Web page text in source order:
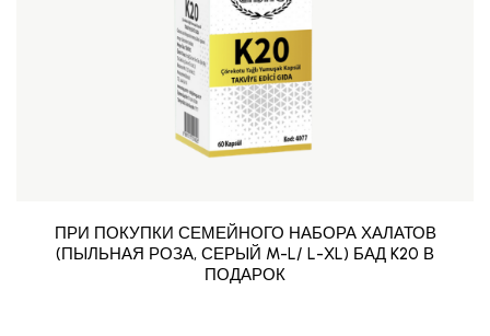
ПРИ ПОКУПКИ СЕМЕЙНОГО НАБОРА ХАЛАТОВ
(ПЫЛЬНАЯ РОЗА, СЕРЫЙ M-L/ L-XL) БАД K20 В
ПОДАРОК